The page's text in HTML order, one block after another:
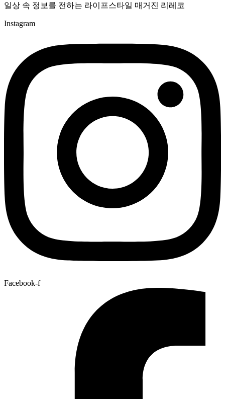
일상 속 정보를 전하는 라이프스타일 매거진 리레코
Instagram
Facebook-f